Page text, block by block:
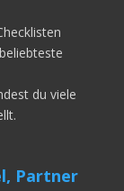
du viele
Partner